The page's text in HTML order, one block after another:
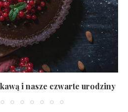
i nasze czwarte urodziny